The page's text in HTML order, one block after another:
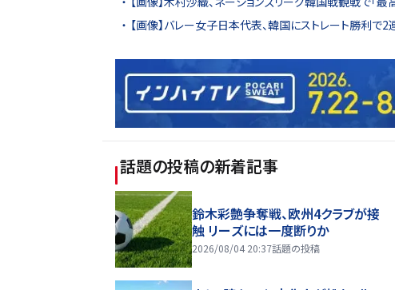
【画像】バレー女子日本代表、韓国にストレート勝利
話題の投稿の新着記事
鈴木彩艶争奪戦、欧州4クラブが接
触 リーズには一度断りか
2026/08/04 20:37話題の投稿